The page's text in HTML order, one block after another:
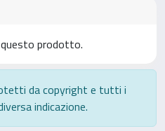
prodotto.
da copyright e tutti i
indicazione.